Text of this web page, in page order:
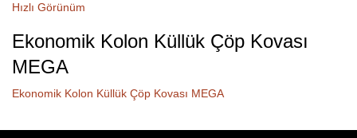
Hızlı Görünüm
Ekonomik Kolon Küllük Çöp Kovası
MEGA
Ekonomik Kolon Küllük Çöp Kovası MEGA